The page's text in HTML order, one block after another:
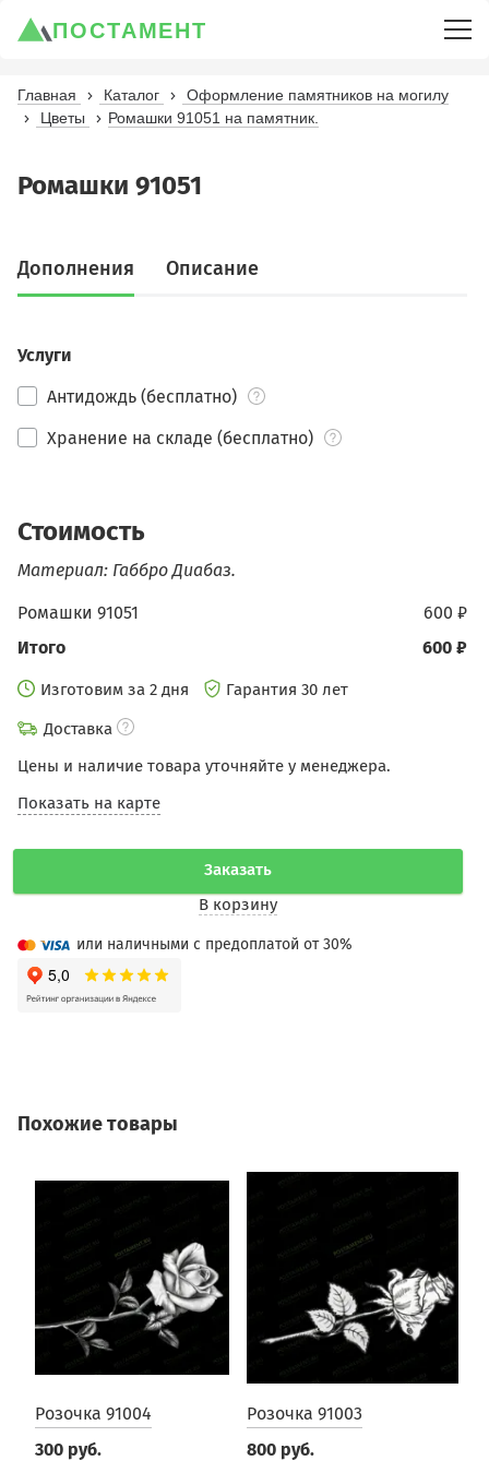
ПОСТАМЕНТ
Главная Каталог
Оформление памятников на могилу
Цветы
Ромашки 91051 на памятник.
Ромашки 91051
Дополнения Описание
Услуги
Антидождь (бесплатно)
Хранение на складе (бесплатно)
Стоимость
Материал: Габбро Диабаз.
600 ₽
Ромашки 91051
600 ₽
Итого
Изготовим за 2 дня
Гарантия 30 лет
Доставка
Цены и наличие товара уточняйте у менеджера.
Показать на карте
Заказать
В корзину
или наличными с предоплатой от 30%
Похожие товары
Розочка 91004
300 руб.
Розочка 91003
800 руб.